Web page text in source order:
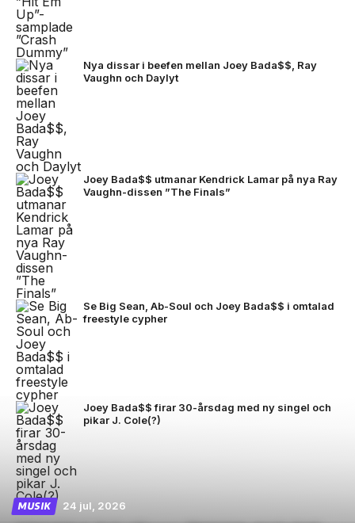
Nya dissar i beefen mellan Joey Bada$$, Ray
Vaughn och Daylyt
Joey Bada$$ utmanar Kendrick Lamar på nya Ray
Vaughn-dissen ”The Finals”
Se Big Sean, Ab-Soul och Joey Bada$$ i omtalad
freestyle cypher
Joey Bada$$ firar 30-årsdag med ny singel och
pikar J. Cole(?)
MUSIK 24 jul, 2026